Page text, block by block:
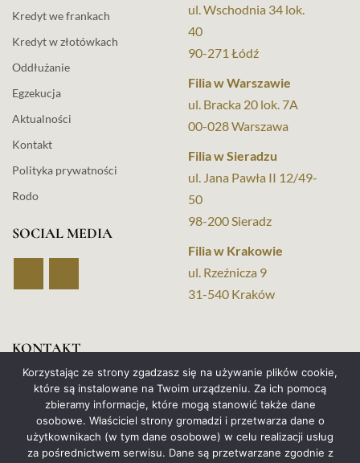
Kredyt we frankach
Kredyt w złotówkach
Oddłużanie
Egzekucja
Aktualności
Kontakt
Polityka prywatności
Rodo
SOCIAL MEDIA
ul. Wschodnia 34 lok.
40
90-271 Łódź
Filia w Warszawie
ul. Bracka 20 lok. 7A
00-028 Warszawa
Filia w Sieradzu
ul. Jana Pawła II 12/49-
50
98-200 Sieradz
Filia w Krakowie
ul. Rzeźnicza 9
31-540 Kraków
KONTAKT
+48 517 653 046
+48 880 962 424
kancelaria@vindigo.com.pl
Korzystając ze strony zgadzasz się na używanie plików cookie,
które są instalowane na Twoim urządzeniu. Za ich pomocą
zbieramy informacje, które mogą stanowić także dane
osobowe. Właściciel strony gromadzi i przetwarza dane o
użytkownikach (w tym dane osobowe) w celu realizacji usług
za pośrednictwem serwisu. Dane są przetwarzane zgodnie z